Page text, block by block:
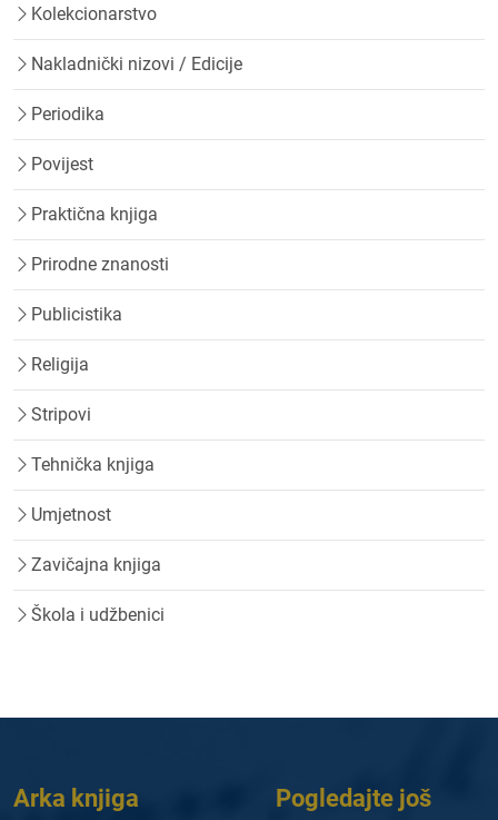
Kolekcionarstvo
Nakladnički nizovi / Edicije
Periodika
Povijest
Praktična knjiga
Prirodne znanosti
Publicistika
Religija
Stripovi
Tehnička knjiga
Umjetnost
Zavičajna knjiga
Škola i udžbenici
Arka knjiga Pogledajte još